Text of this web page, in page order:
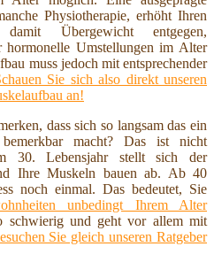
Physiotherapie, erhöht Ihren
Übergewicht entgegen,
hormonelle Umstellungen im Alter
muss jedoch mit entsprechender
Sie sich also direkt unseren
an!
dass sich so langsam das ein
bemerkbar macht? Das ist nicht
30. Lebensjahr stellt sich der
Ihre Muskeln bauen ab. Ab 40
noch einmal. Das bedeutet, Sie
unbedingt Ihrem Alter
schwierig und geht vor allem mit
Sie gleich unseren Ratgeber